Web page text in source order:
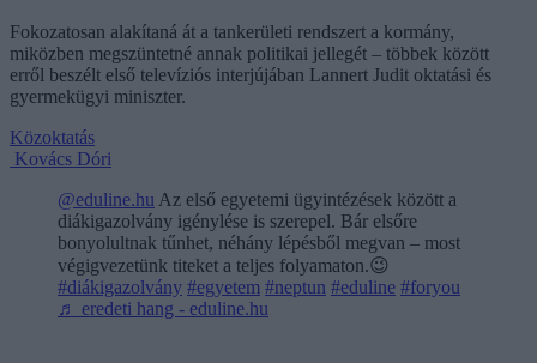
Fokozatosan alakítaná át a tankerületi rendszert a kormány,
miközben megszüntetné annak politikai jellegét – többek között
erről beszélt első televíziós interjújában Lannert Judit oktatási és
gyermekügyi miniszter.
Közoktatás
Kovács Dóri
@eduline.hu Az első egyetemi ügyintézések között a
diákigazolvány igénylése is szerepel. Bár elsőre
bonyolultnak tűnhet, néhány lépésből megvan – most
végigvezetünk titeket a teljes folyamaton.😉
#diákigazolvány #egyetem #neptun #eduline #foryou
♬ eredeti hang - eduline.hu